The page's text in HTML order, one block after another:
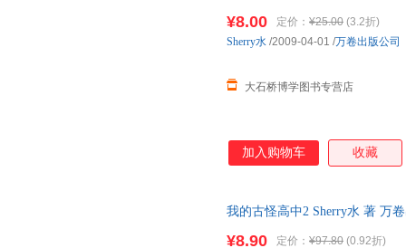
¥8.00 定价： ¥25.00 (3.2折)
大石桥博学图书专营店
Sherry水 /2009-04-01 /万卷出版公司
加入购物车 收藏
我的古怪高中2 Sherry水 著 万
¥8.90 定价： ¥97.80 (0.92折)